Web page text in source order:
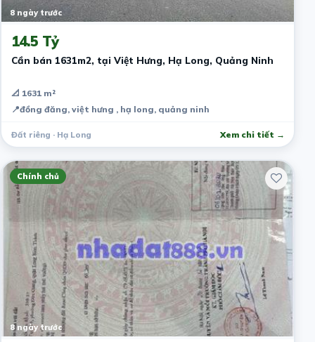
8 ngày trước
14.5 Tỷ
Cần bán 1631m2, tại Việt Hưng, Hạ Long, Quảng Ninh
📐 1631 m²
📍đồng đăng, việt hưng , hạ long, quảng ninh
Đất riêng · Hạ Long Xem chi tiết →
Chính chủ
8 ngày trước